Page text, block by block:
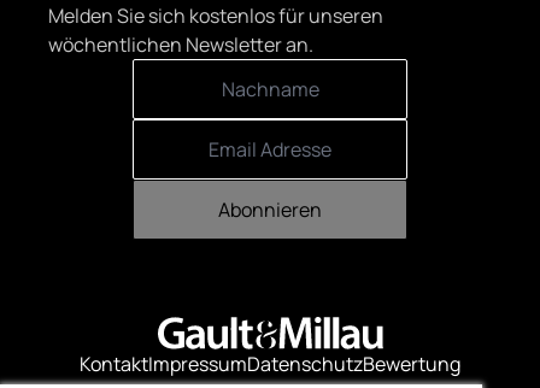
Melden Sie sich kostenlos für unseren
wöchentlichen Newsletter an.
Abonnieren
KontaktImpressumDatenschutzBewertung